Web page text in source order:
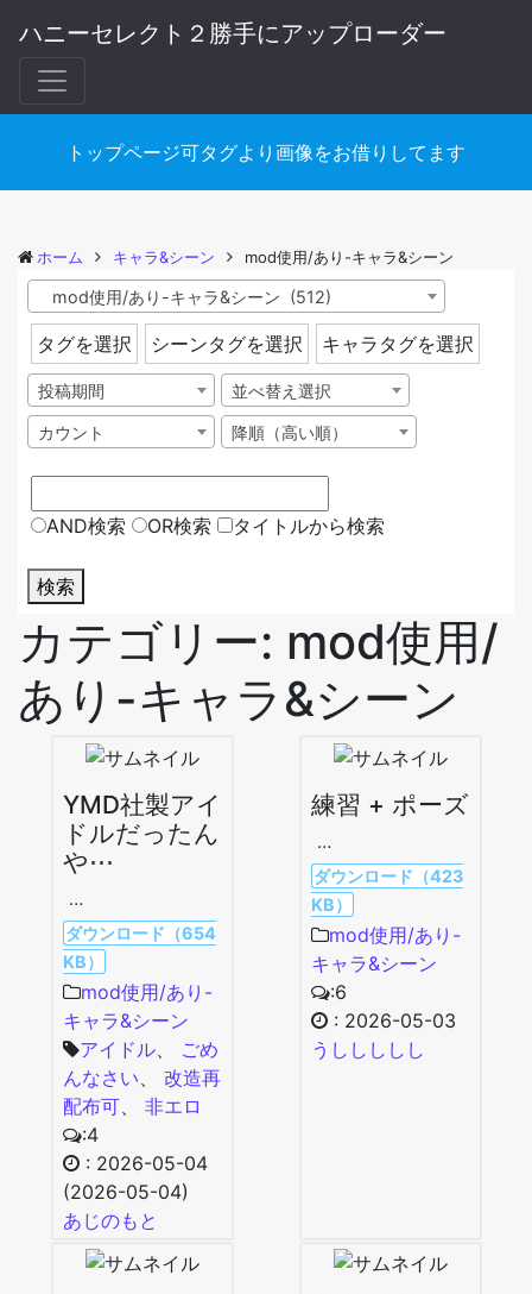
ハニーセレクト２勝手にアップローダー
トップページ可タグより画像をお借りしてます
ホーム キャラ&シーン mod使用/あり-キャラ&シーン
mod使用/あり-キャラ&シーン (512)
タグを選択 シーンタグを選択 キャラタグを選択
投稿期間 並べ替え選択
カウント 降順（高い順）
AND検索 OR検索 タイトルから検索
検索
カテゴリー: mod使用/
あり-キャラ&シーン
YMD社製アイ
ドルだったん
や⋯
…
ダウンロード（654
KB）
mod使用/あり-
キャラ&シーン
アイドル、
ごめ
んなさい、 改造再
配布可、 非エロ
:4
: 2026-05-04
(2026-05-04)
あじのもと
練習 + ポーズ
…
ダウンロード（423
KB）
mod使用/あり-
キャラ&シーン
:6
: 2026-05-03
うししししし